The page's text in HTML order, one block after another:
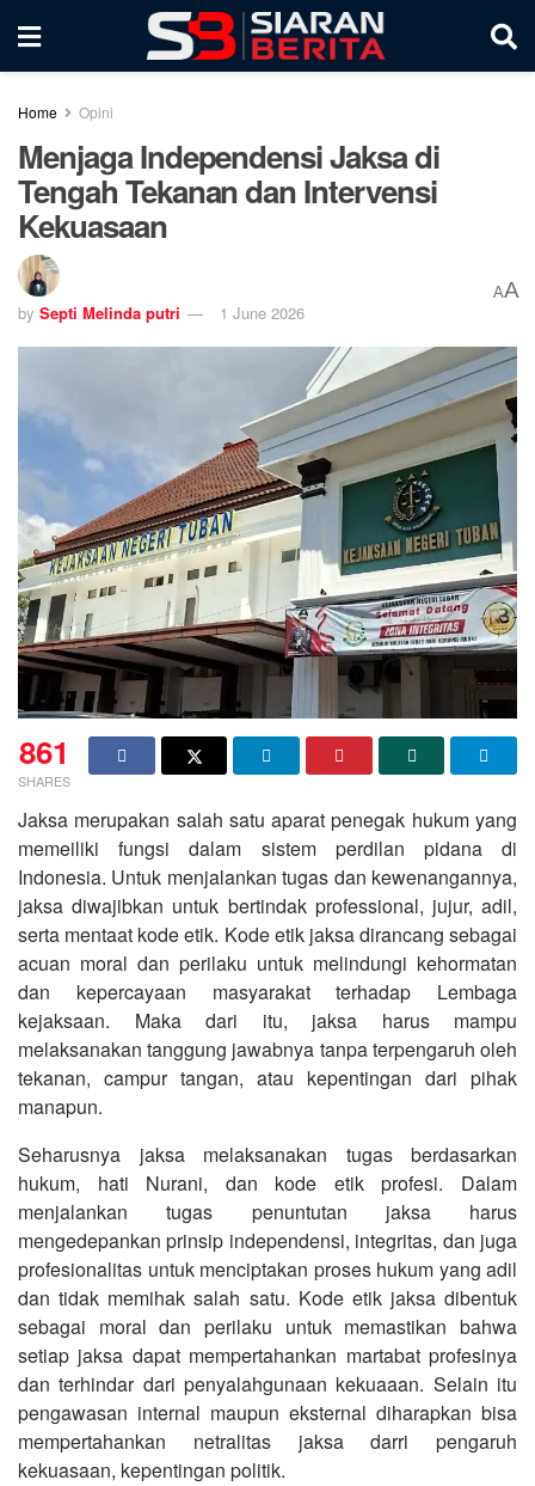
Home Opini
Menjaga Independensi Jaksa di
Tengah Tekanan dan Intervensi
Kekuasaan
by Septi Melinda putri 1 June 2026
AA
861
SHARES
Jaksa merupakan salah satu aparat penegak hukum yang
memeiliki fungsi dalam sistem perdilan pidana di
Indonesia. Untuk menjalankan tugas dan kewenangannya,
jaksa diwajibkan untuk bertindak professional, jujur, adil,
serta mentaat kode etik. Kode etik jaksa dirancang sebagai
acuan moral dan perilaku untuk melindungi kehormatan
dan kepercayaan masyarakat terhadap Lembaga
kejaksaan. Maka dari itu, jaksa harus mampu
melaksanakan tanggung jawabnya tanpa terpengaruh oleh
tekanan, campur tangan, atau kepentingan dari pihak
manapun.
Seharusnya jaksa melaksanakan tugas berdasarkan
hukum, hati Nurani, dan kode etik profesi. Dalam
menjalankan tugas penuntutan jaksa harus
mengedepankan prinsip independensi, integritas, dan juga
profesionalitas untuk menciptakan proses hukum yang adil
dan tidak memihak salah satu. Kode etik jaksa dibentuk
sebagai moral dan perilaku untuk memastikan bahwa
setiap jaksa dapat mempertahankan martabat profesinya
dan terhindar dari penyalahgunaan kekuaaan. Selain itu
pengawasan internal maupun eksternal diharapkan bisa
mempertahankan netralitas jaksa darri pengaruh
kekuasaan, kepentingan politik.